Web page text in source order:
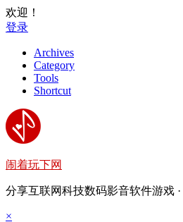
欢迎！
登录
Archives
Category
Tools
Shortcut
闹着玩下网
分享互联网科技数码影音软件游戏 ·
×